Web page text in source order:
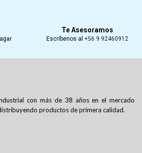
Te Asesoramos
Escríbenos al +56 9 92460912
con más de 38 años en el mercado
productos de primera calidad.